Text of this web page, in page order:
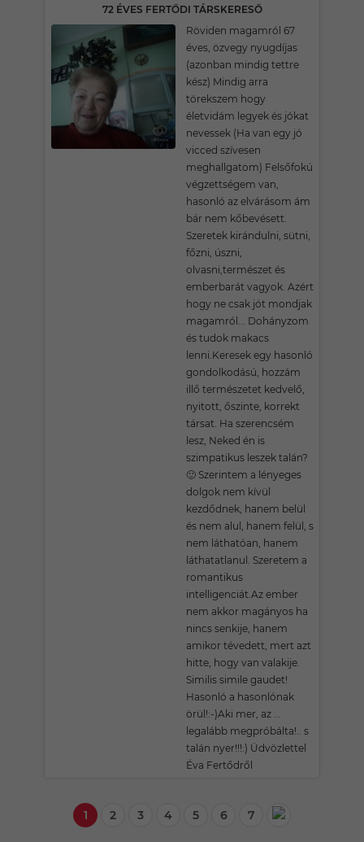
72 ÉVES FERTŐDI TÁRSKERESŐ
Röviden magamról 67
éves, özvegy nyugdíjas
(azonban mindig tettre
kész) Mindig arra
törekszem hogy
életvidám legyek és jókat
nevessek (Ha van egy jó
vicced szívesen
meghallgatom) Felsőfokú
végzettségem van,
hasonló az elvárásom ám
bár nem kőbevésett.
Szeretek kirándulni, sütni,
főzni, úszni,
olvasni,természet és
emberbarát vagyok. Azért
hogy ne csak jót mondjak
magamról... Dohányzom
és tudok makacs
lenni.Keresek egy hasonló
gondolkodású, hozzám
illő természetet kedvelő,
nyitott, őszinte, korrekt
társat. Ha szerencsém
lesz, Neked én is
szimpatikus leszek talán?
🙂 Szerintem a lényeges
dolgok nem kívül
kezdődnek, hanem belül
és nem alul, hanem felül, s
nem láthatóan, hanem
láthatatlanul. Szeretem a
romantikus
intelligenciát.Az ember
nem akkor magányos ha
nincs senkije, hanem
amikor tévedett, mert azt
hitte, hogy van valakije.
Similis simile gaudet!
Hasonló a hasonlónak
örül!:-)Aki mer, az ...
legalább megpróbálta!.. s
talán nyer!!!:) Üdvözlettel
Éva Fertődről
1 2 3 4 5 6 7